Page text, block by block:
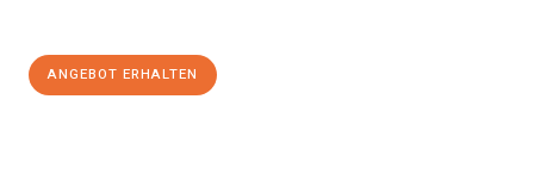
ANGEBOT ERHALTEN